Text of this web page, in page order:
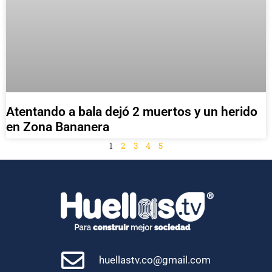
Atentando a bala dejó 2 muertos y un herido
en Zona Bananera
1 2 3 4 5
huellastv.co@gmail.com